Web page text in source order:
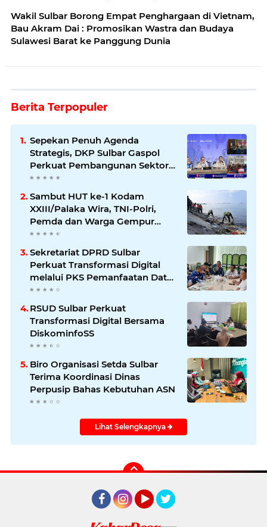
Wakil Sulbar Borong Empat Penghargaan di Vietnam,
Bau Akram Dai : Promosikan Wastra dan Budaya
Sulawesi Barat ke Panggung Dunia
Berita Terpopuler
Sepekan Penuh Agenda
Strategis, DKP Sulbar Gaspol
Perkuat Pembangunan Sektor
Kelautan dan Perikanan
Sambut HUT ke-1 Kodam
XXIII/Palaka Wira, TNI-Polri,
Pemda dan Warga Gempur
Sampah di Pantai Bahari
Sekretariat DPRD Sulbar
Perkuat Transformasi Digital
melalui PKS Pemanfaatan Data
Kependudukan
RSUD Sulbar Perkuat
Transformasi Digital Bersama
DiskominfoSS
Biro Organisasi Setda Sulbar
Terima Koordinasi Dinas
Perpusip Bahas Kebutuhan ASN
Lihat Selengkapnya